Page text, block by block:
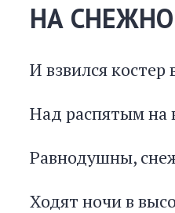
НА
И взвился костер
Над распятым на
Равнодушны,
Ходят ночи в